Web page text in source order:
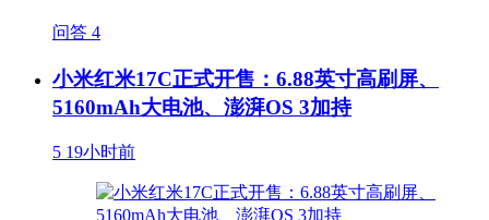
问答 4
小米红米17C正式开售：6.88英寸高刷屏、
5160mAh大电池、澎湃OS 3加持
5 19小时前